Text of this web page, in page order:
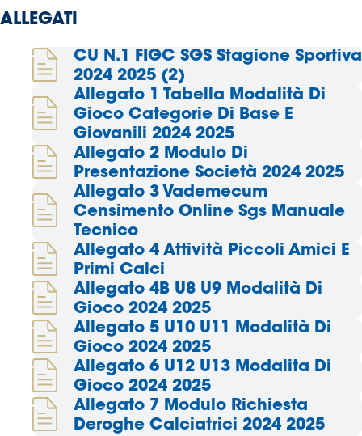
Calcio
Shop
delle
nazionali
Assicurazione
Cerca
Whistleblowing
Area
Media
Contatti
Assicurazione
ALLEGATI
CU N.1 FIGC SGS Stagione Sportiva
2024 2025 (2)
Allegato 1 Tabella Modalità Di
Gioco Categorie Di Base E
Giovanili 2024 2025
Allegato 2 Modulo Di
Presentazione Società 2024 2025
Allegato 3 Vademecum
Censimento Online Sgs Manuale
Tecnico
Allegato 4 Attività Piccoli Amici E
Primi Calci
Allegato 4B U8 U9 Modalità Di
Gioco 2024 2025
Allegato 5 U10 U11 Modalità Di
Gioco 2024 2025
Allegato 6 U12 U13 Modalita Di
Gioco 2024 2025
Allegato 7 Modulo Richiesta
Deroghe Calciatrici 2024 2025